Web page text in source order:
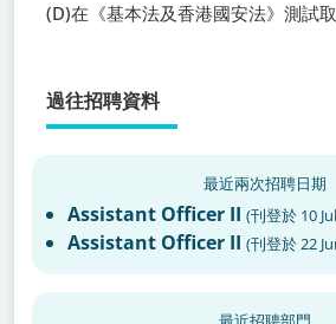
(D)在《基本法及香港國安法》測試取
過往招聘資料
最近兩次招聘日期
Assistant Officer II (刊登於 10
Assistant Officer II (刊登於22